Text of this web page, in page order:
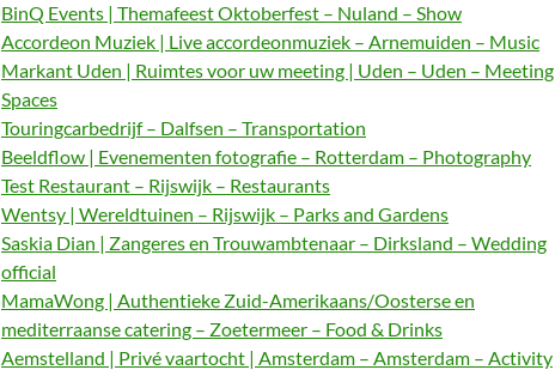
BinQ Events | Themafeest Oktoberfest – Nuland – Show
Accordeon Muziek | Live accordeonmuziek – Arnemuiden – Music
Markant Uden | Ruimtes voor uw meeting | Uden – Uden – Meeting
Spaces
Touringcarbedrijf – Dalfsen – Transportation
Beeldflow | Evenementen fotografie – Rotterdam – Photography
Test Restaurant – Rijswijk – Restaurants
Wentsy | Wereldtuinen – Rijswijk – Parks and Gardens
Saskia Dian | Zangeres en Trouwambtenaar – Dirksland – Wedding
official
MamaWong | Authentieke Zuid-Amerikaans/Oosterse en
mediterraanse catering – Zoetermeer – Food & Drinks
Aemstelland | Privé vaartocht | Amsterdam – Amsterdam – Activity